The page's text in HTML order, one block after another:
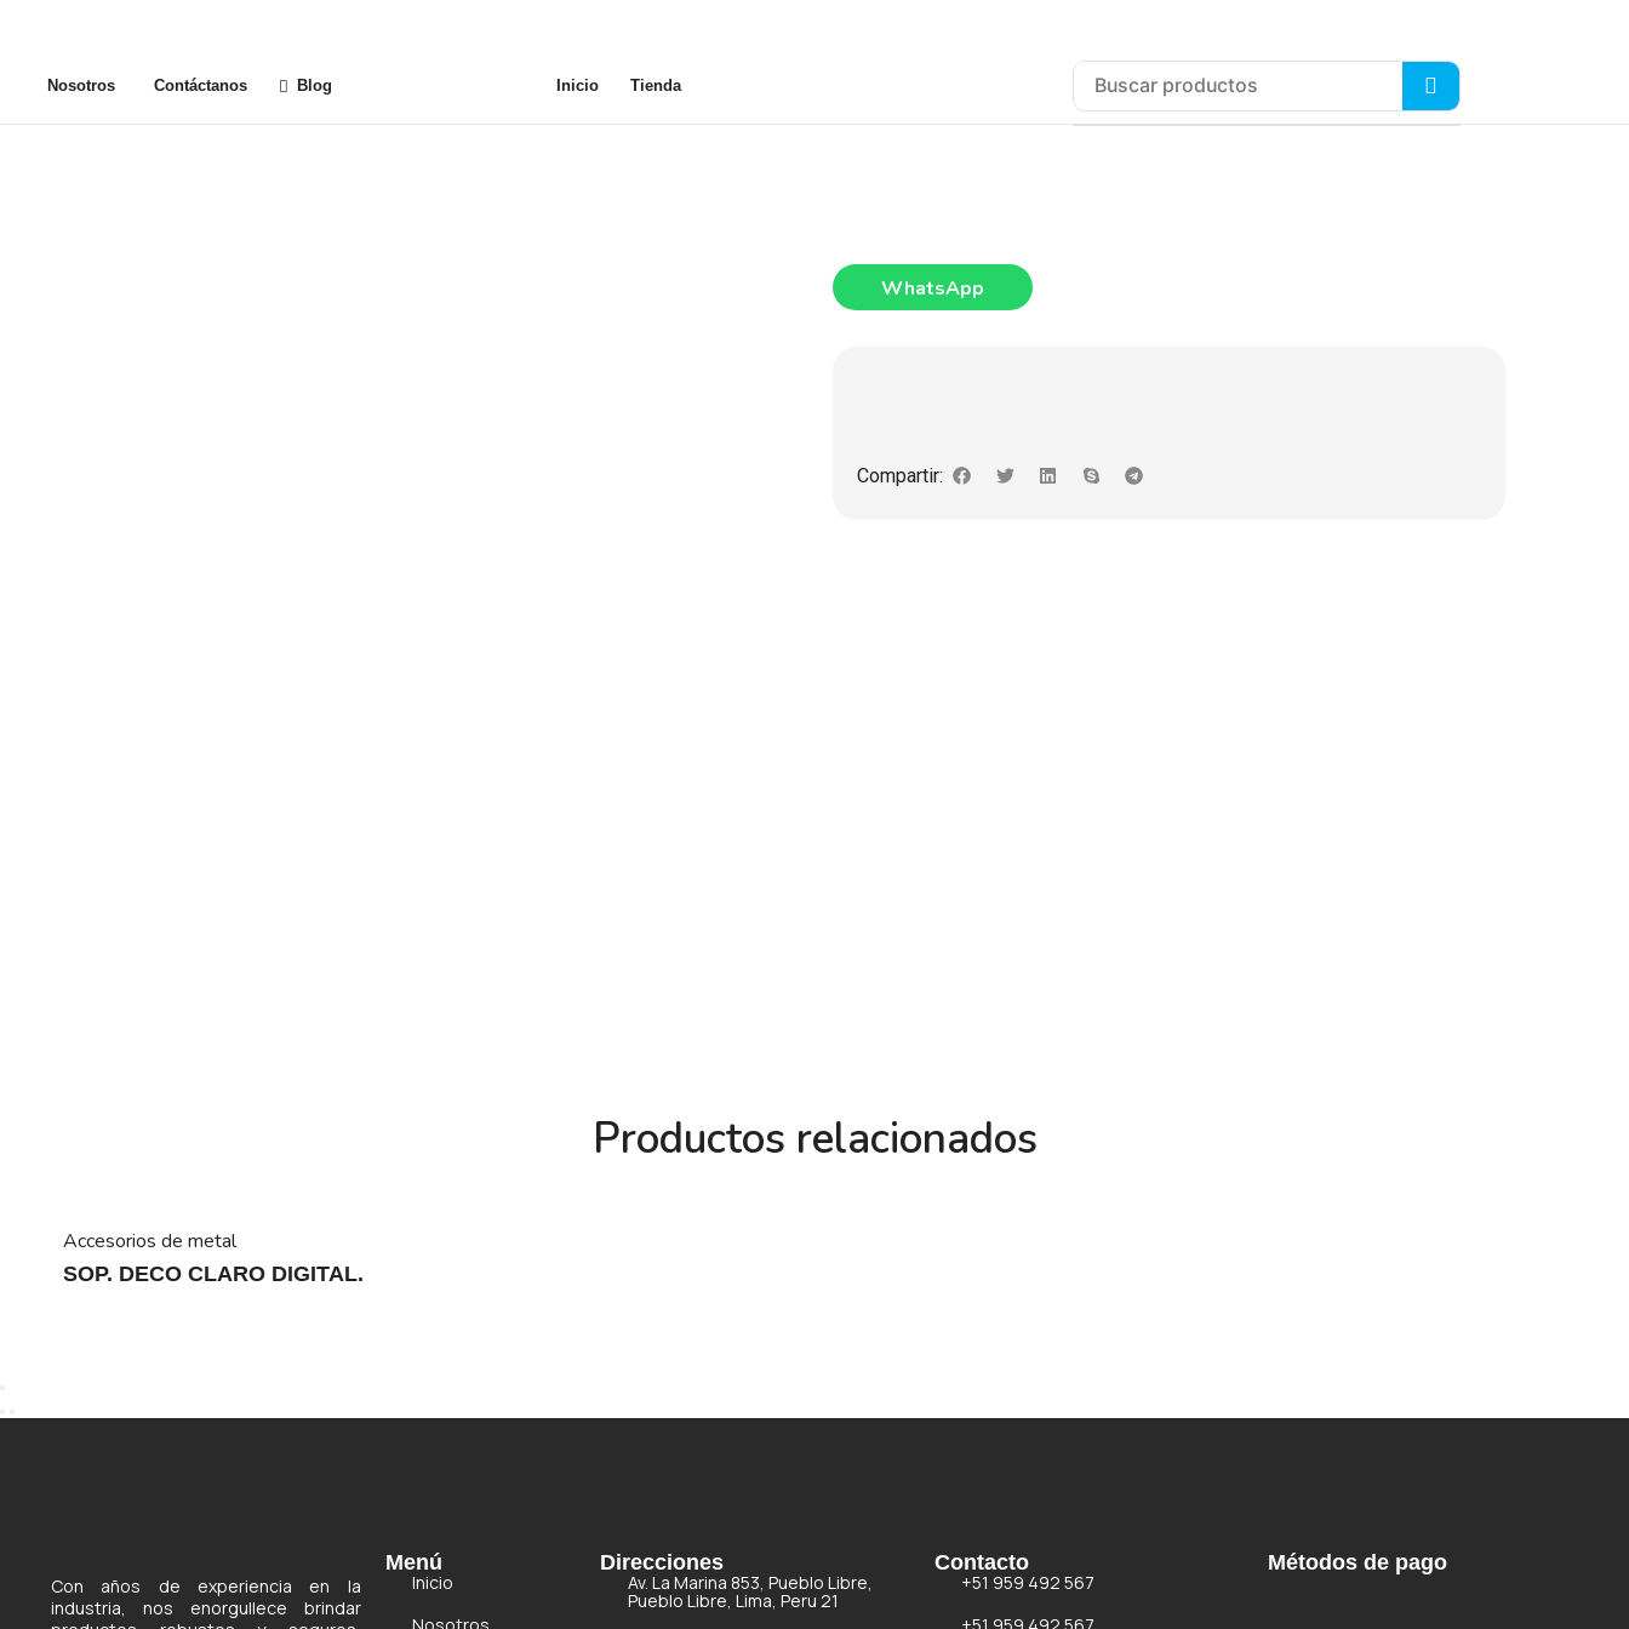
Nosotros Contáctanos Blog Inicio Tienda
WhatsApp
Compartir:
Productos relacionados
Accesorios de metal
SOP. DECO CLARO DIGITAL.
Con años de experiencia en la
industria, nos enorgullece brindar
Menú
Inicio
Direcciones
Av. La Marina 853, Pueblo Libre,
Pueblo Libre, Lima, Peru 21
Contacto
+51 959 492 567
Métodos de pago